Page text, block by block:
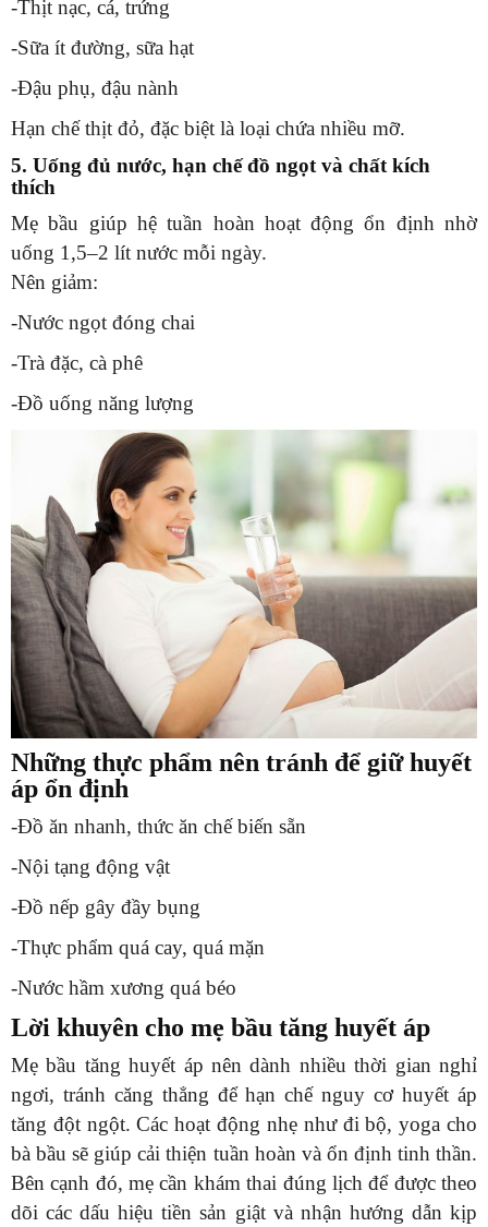
-Thịt nạc, cá, trứng
-Sữa ít đường, sữa hạt
-Đậu phụ, đậu nành
Hạn chế thịt đỏ, đặc biệt là loại chứa nhiều mỡ.
5. Uống đủ nước, hạn chế đồ ngọt và chất kích
thích
Mẹ bầu giúp hệ tuần hoàn hoạt động ổn định nhờ
uống 1,5–2 lít nước mỗi ngày.
Nên giảm:
-Nước ngọt đóng chai
-Trà đặc, cà phê
-Đồ uống năng lượng
Những thực phẩm nên tránh để giữ huyết
áp ổn định
-Đồ ăn nhanh, thức ăn chế biến sẵn
-Nội tạng động vật
-Đồ nếp gây đầy bụng
-Thực phẩm quá cay, quá mặn
-Nước hầm xương quá béo
Lời khuyên cho mẹ bầu tăng huyết áp
Mẹ bầu tăng huyết áp nên dành nhiều thời gian nghỉ
ngơi, tránh căng thẳng để hạn chế nguy cơ huyết áp
tăng đột ngột. Các hoạt động nhẹ như đi bộ, yoga cho
bà bầu sẽ giúp cải thiện tuần hoàn và ổn định tinh thần.
Bên cạnh đó, mẹ cần khám thai đúng lịch để được theo
dõi các dấu hiệu tiền sản giật và nhận hướng dẫn kịp